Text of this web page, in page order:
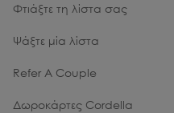
Φτιάξτε τη λίστα σας
Ψάξτε μία λίστα
Refer A Couple
Δωροκάρτες Cordella